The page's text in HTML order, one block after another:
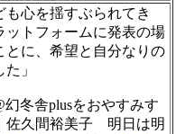
も心を揺すぶられてき
ットフォームに発表の場
とに、希望と自分なりの
」
冬舎plusをおやすみす
佐久間裕美子 明日は明